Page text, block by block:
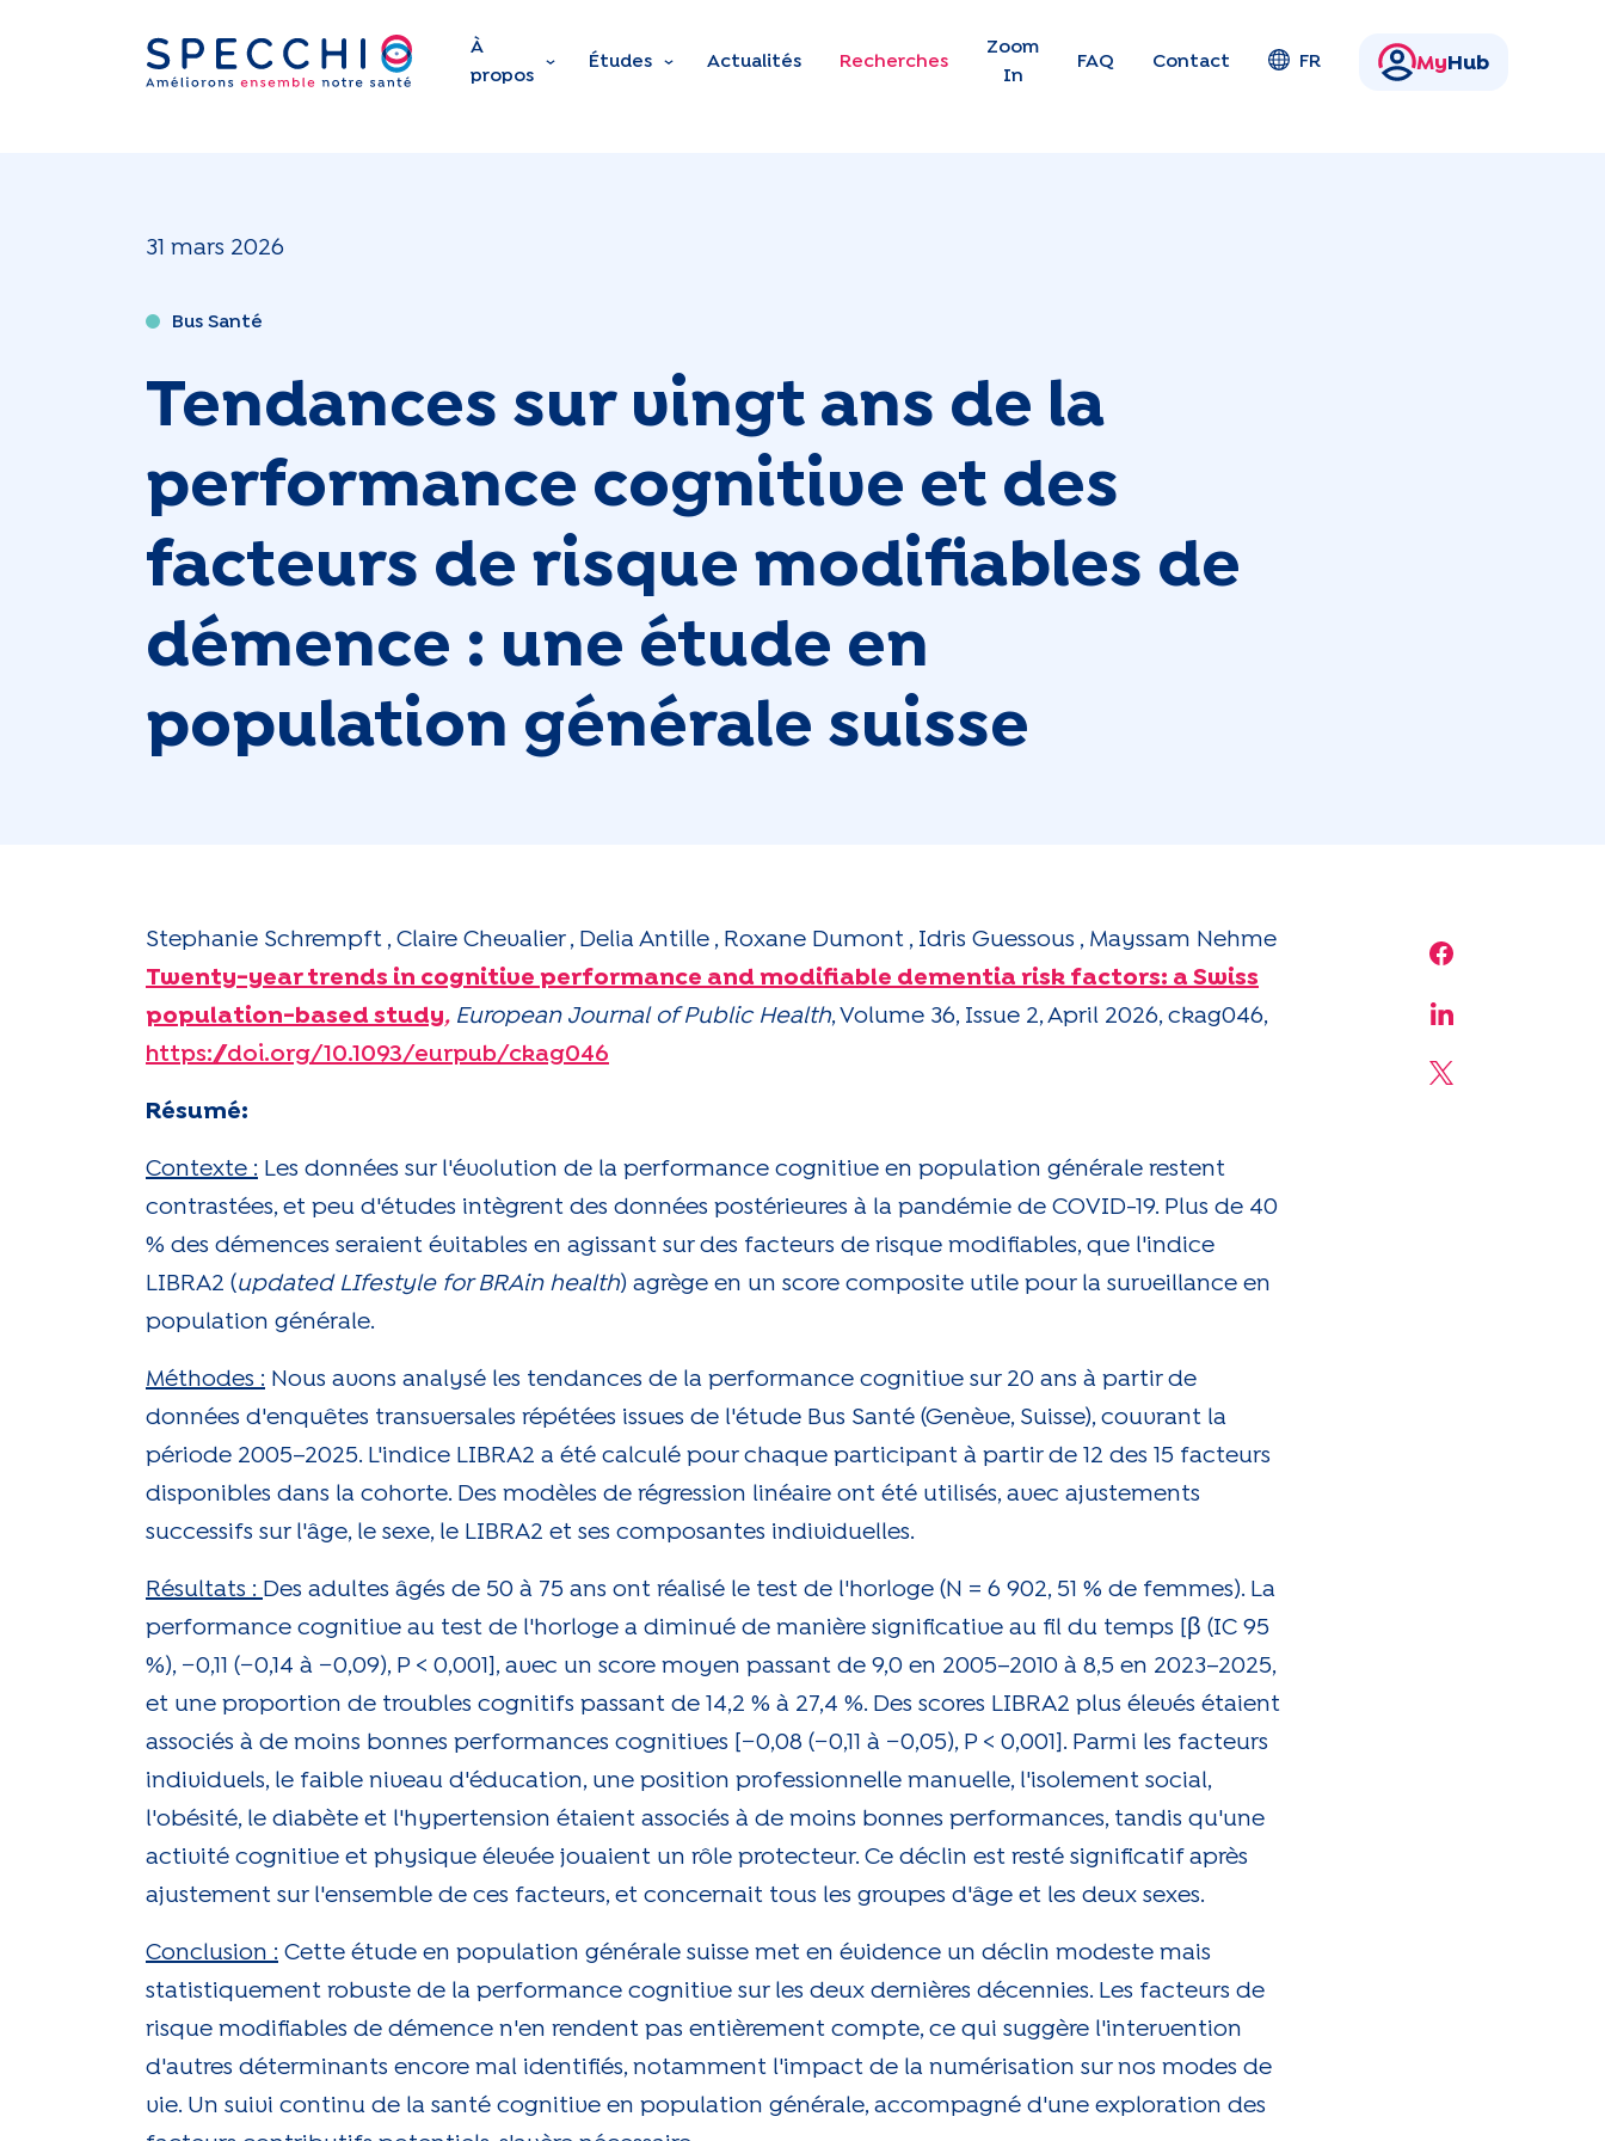
Skip to main content
À
propos
Études Actualités Recherches
Zoom
In
FAQ Contact FR My Hub
31 mars 2026
Bus Santé
Tendances sur vingt ans de la
performance cognitive et des
facteurs de risque modifiables de
démence : une étude en
population générale suisse
Share on
Share on
Share on X
Stephanie Schrempft , Claire Chevalier , Delia Antille , Roxane Dumont , Idris Guessous , Mayssam Nehme
Twenty-year trends in cognitive performance and modifiable dementia risk factors: a Swiss
population-based study, European Journal of Public Health, Volume 36, Issue 2, April 2026, ckag046,
https://doi.org/10.1093/eurpub/ckag046
Résumé:
Contexte : Les données sur l'évolution de la performance cognitive en population générale restent
contrastées, et peu d'études intègrent des données postérieures à la pandémie de COVID-19. Plus de 40
% des démences seraient évitables en agissant sur des facteurs de risque modifiables, que l'indice
LIBRA2 (updated LIfestyle for BRAin health) agrège en un score composite utile pour la surveillance en
population générale.
Méthodes : Nous avons analysé les tendances de la performance cognitive sur 20 ans à partir de
données d'enquêtes transversales répétées issues de l'étude Bus Santé (Genève, Suisse), couvrant la
période 2005–2025. L'indice LIBRA2 a été calculé pour chaque participant à partir de 12 des 15 facteurs
disponibles dans la cohorte. Des modèles de régression linéaire ont été utilisés, avec ajustements
successifs sur l'âge, le sexe, le LIBRA2 et ses composantes individuelles.
Résultats : Des adultes âgés de 50 à 75 ans ont réalisé le test de l'horloge (N = 6 902, 51 % de femmes). La
performance cognitive au test de l'horloge a diminué de manière significative au fil du temps [β (IC 95
%), −0,11 (−0,14 à −0,09), P < 0,001], avec un score moyen passant de 9,0 en 2005–2010 à 8,5 en 2023–2025,
et une proportion de troubles cognitifs passant de 14,2 % à 27,4 %. Des scores LIBRA2 plus élevés étaient
associés à de moins bonnes performances cognitives [−0,08 (−0,11 à −0,05), P < 0,001]. Parmi les facteurs
individuels, le faible niveau d'éducation, une position professionnelle manuelle, l'isolement social,
l'obésité, le diabète et l'hypertension étaient associés à de moins bonnes performances, tandis qu'une
activité cognitive et physique élevée jouaient un rôle protecteur. Ce déclin est resté significatif après
ajustement sur l'ensemble de ces facteurs, et concernait tous les groupes d'âge et les deux sexes.
Conclusion : Cette étude en population générale suisse met en évidence un déclin modeste mais
statistiquement robuste de la performance cognitive sur les deux dernières décennies. Les facteurs de
risque modifiables de démence n'en rendent pas entièrement compte, ce qui suggère l'intervention
d'autres déterminants encore mal identifiés, notamment l'impact de la numérisation sur nos modes de
vie. Un suivi continu de la santé cognitive en population générale, accompagné d'une exploration des